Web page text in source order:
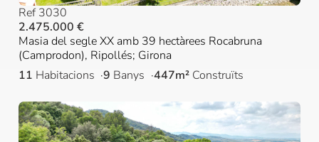
Ref 3030
2.475.000 €
Masia del segle XX amb 39 hectàrees Rocabruna
(Camprodon), Ripollés; Girona
11 Habitacions 9 Banys 447m² Construïts